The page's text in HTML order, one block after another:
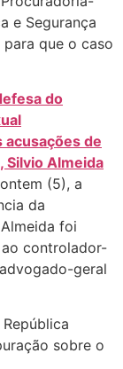
e Segurança
que o caso
do
acusações de
Silvio Almeida
(5), a
da
foi
controlador-
geral
sobre o